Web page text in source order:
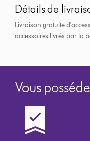
Détails de
Livraison gratuite
accessoires livrés par la
Vous